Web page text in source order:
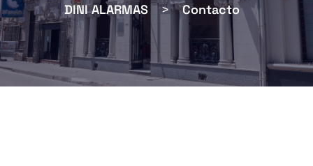
DINI ALARMAS > Contacto